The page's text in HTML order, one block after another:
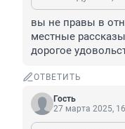
вы не правы в
местные
дорогое
ОТВЕТИТЬ
Гость
27 марта 2025,